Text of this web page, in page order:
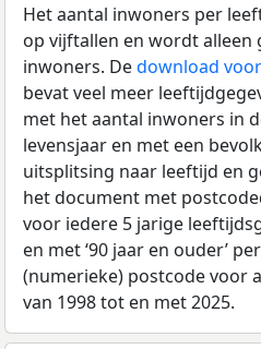
Het aantal inwoners per
op vijftallen en wordt
inwoners. Dedownload
bevat veel meer
met het aantal inwoners in
levensjaar en met een
uitsplitsing naar leeftijd en
het document met
voor iedere 5 jarige
en met ‘90 jaar en ouder’
(numerieke) postcode voor
van 1998 tot en met 2025.